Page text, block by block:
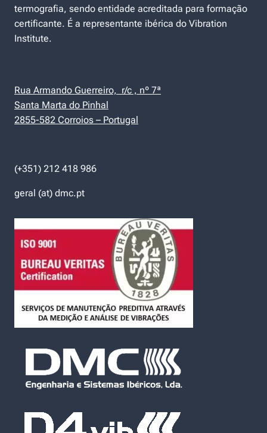
termografia, sendo entidade acreditada para formação
certificante. É a representante ibérica do Vibration
Institute.
Rua Armando Guerreiro, r/c , nº 7ª
Santa Marta do Pinhal
2855-582 Corroios – Portugal
(+351) 212 418 986
geral (at) dmc.pt